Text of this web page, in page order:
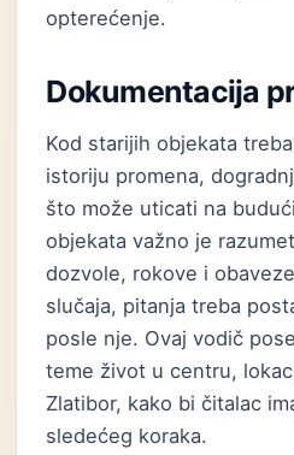
opterećenje.
Dokumentacija
Kod starijih objekata
istoriju promena,
što može uticati na
objekata važno je
dozvole, rokove i
slučaja, pitanja treba
posle nje. Ovaj vodič
teme život u centru,
Zlatibor, kako bi čitalac
sledećeg koraka.